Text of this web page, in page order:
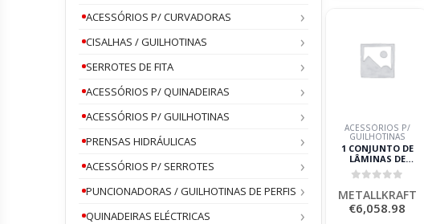
ACESSÓRIOS P/ CURVADORAS
CISALHAS / GUILHOTINAS
SERROTES DE FITA
ACESSÓRIOS P/ QUINADEIRAS
ACESSÓRIOS P/ GUILHOTINAS
PRENSAS HIDRÁULICAS
ACESSÓRIOS P/ SERROTES
PUNCIONADORAS / GUILHOTINAS DE PERFIS
QUINADEIRAS ELÉCTRICAS
ACESSÓRIOS P/
GUILHOTINAS
1 CONJUNTO DE
LÂMINAS DE
REPOSIÇÃO HTBS-K
3100-160
METALLKRAFT
METALLKRAFT
€6,058.98